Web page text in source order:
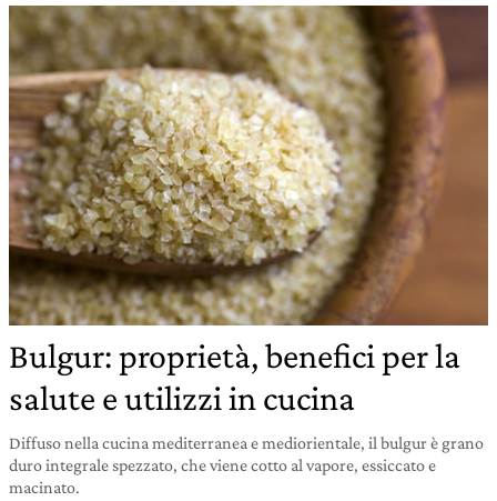
Bulgur: proprietà, benefici per la
salute e utilizzi in cucina
Diffuso nella cucina mediterranea e mediorientale, il bulgur è grano
duro integrale spezzato, che viene cotto al vapore, essiccato e
macinato.